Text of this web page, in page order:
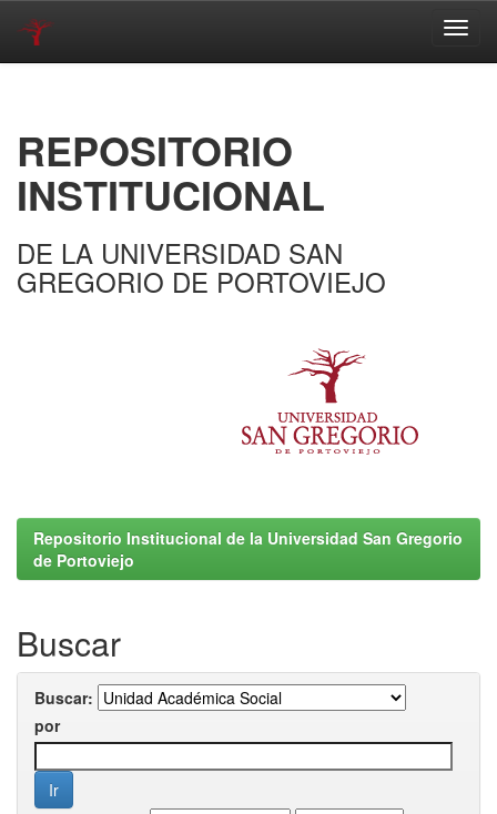
REPOSITORIO
INSTITUCIONAL
DE LA UNIVERSIDAD SAN
GREGORIO DE PORTOVIEJO
Repositorio Institucional de la Universidad San Gregorio
de Portoviejo
Buscar
Buscar:
por